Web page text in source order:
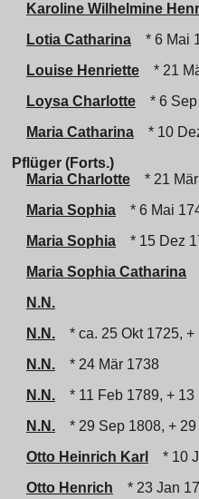
Karoline Wilhelmine
Lotia Catharina
* 6 Mai
Louise Henriette
* 21
Loysa Charlotte
* 6
Maria Catharina
* 10
Pflüger (Forts.)
Maria Charlotte
* 21
Maria Sophia
* 6 Mai
Maria Sophia
* 15 Dez
Maria Sophia Catharina
N.N.
N.N.
* ca. 25 Okt 1725,
N.N.
* 24 Mär 1738
N.N.
* 11 Feb 1789, + 13
N.N.
* 29 Sep 1808, +
Otto Heinrich Karl
* 10
Otto Henrich
* 23 Jan